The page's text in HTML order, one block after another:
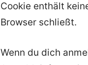
Cookie enthält
Browser schließt.
Wenn du dich